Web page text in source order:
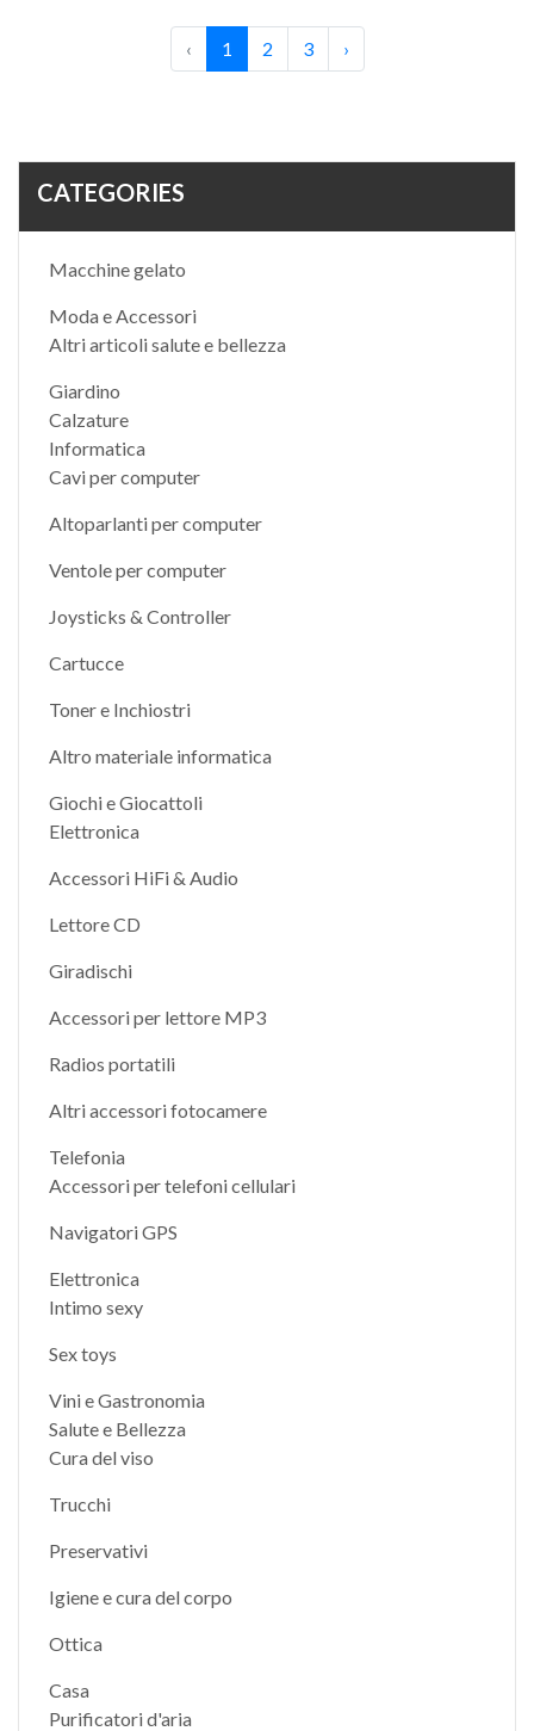
CATEGORIES
Macchine gelato
Moda e Accessori
Altri articoli salute e bellezza
Giardino
Calzature
Informatica
Cavi per computer
Altoparlanti per computer
Ventole per computer
Joysticks & Controller
Cartucce
Toner e Inchiostri
Altro materiale informatica
Giochi e Giocattoli
Elettronica
Accessori HiFi & Audio
Lettore CD
Giradischi
Accessori per lettore MP3
Radios portatili
Altri accessori fotocamere
Telefonia
Accessori per telefoni cellulari
Navigatori GPS
Elettronica
Intimo sexy
Sex toys
Vini e Gastronomia
Salute e Bellezza
Cura del viso
Trucchi
Preservativi
Igiene e cura del corpo
Ottica
Casa
Purificatori d'aria
‹ 1 2 3 ›